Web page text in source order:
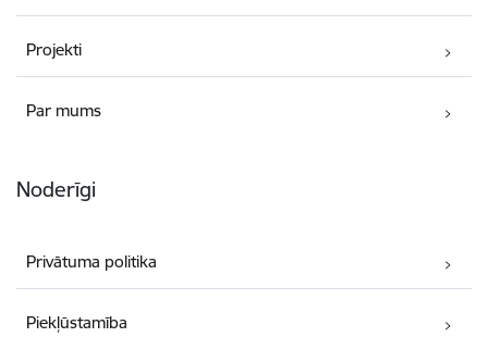
Projekti
Par mums
Noderīgi
Privātuma politika
Piekļūstamība